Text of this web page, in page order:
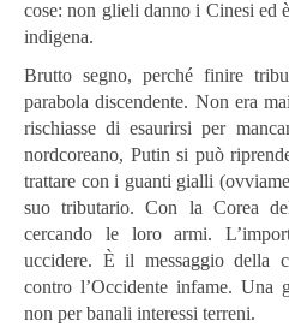
cose: non glieli danno i Cinesi ed
indigena.
Brutto segno, perché finire
parabola discendente. Non era
rischiasse di esaurirsi per
nordcoreano, Putin si può
trattare con i guanti gialli
suo tributario. Con la Corea
cercando le loro armi.
uccidere. È il messaggio della
contro l’Occidente infame. Una
non per banali interessi terreni.